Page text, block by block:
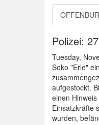
Polizei:
Tuesday,
Soko "Erle"
aufgestockt.
einen
Einsatzkräfte
wurden,